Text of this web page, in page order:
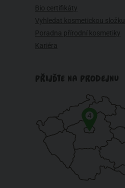
Bio certifikáty
Vyhledat kosmetickou složku
Poradna přírodní kosmetiky
Kariéra
PŘIJĎTE NA PRODEJNU
4